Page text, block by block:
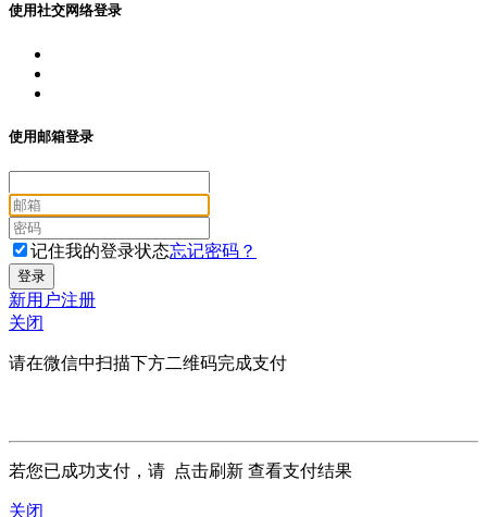
使用社交网络登录
使用邮箱登录
记住我的登录状态忘记密码？
新用户注册
关闭
请在微信中扫描下方二维码完成支付
若您已成功支付，请 点击刷新 查看支付结果
关闭